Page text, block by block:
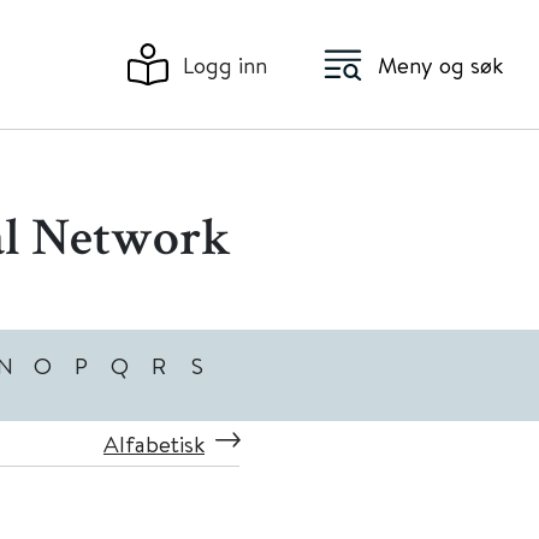
Logg inn Meny og søk
Network
O P Q R S
Alfabetisk